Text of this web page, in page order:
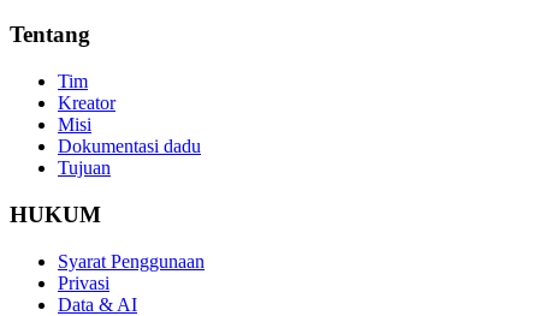
Tentang
Tim
Kreator
Misi
Dokumentasi dadu
Tujuan
HUKUM
Syarat Penggunaan
Privasi
Data & AI